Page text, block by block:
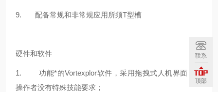
9. 配备常规和非常规应用所须T型槽
硬件和软件
1. 功能*的Vortexplor软件，采用拖拽式人机界面，对
操作者没有特殊技能要求；
联系
顶部